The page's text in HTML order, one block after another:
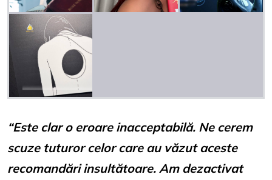
“Este clar o eroare inacceptabilă. Ne cerem
scuze tuturor celor care au văzut aceste
recomandări insultătoare. Am dezactivat